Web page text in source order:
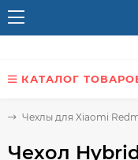
КАТАЛОГ
Чехлы для Xiaomi
Чехол